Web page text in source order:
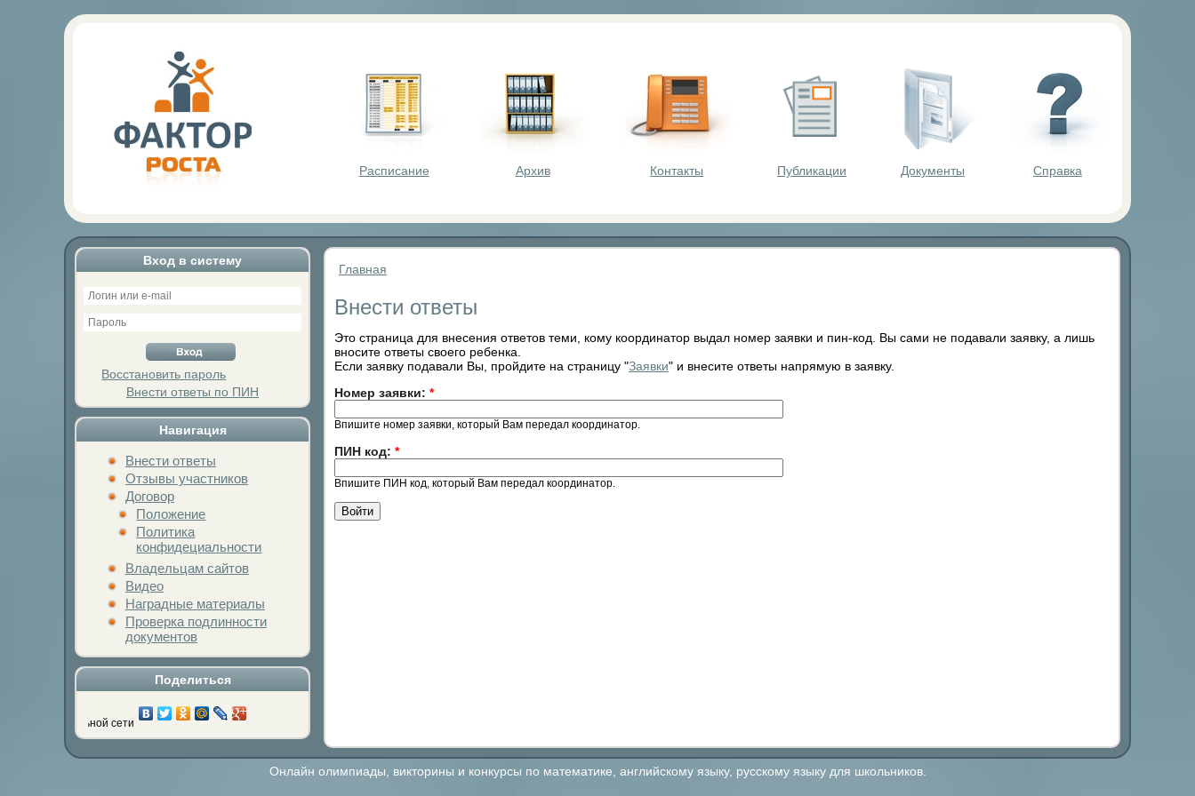
Расписание Архив Контакты Публикации Документы Справка
Вход в систему
Восстановить пароль
Внести ответы по ПИН
Навигация
Внести ответы
Отзывы участников
Договор
Положение
Политика
конфидециальности
Владельцам сайтов
Видео
Наградные материалы
Проверка подлинности
документов
Поделиться
социальной сети
Главная
Внести ответы
Это страница для внесения ответов теми, кому координатор выдал номер заявки и пин-код. Вы сами не подавали заявку, а лишь
вносите ответы своего ребенка.
Если заявку подавали Вы, пройдите на страницу "Заявки" и внесите ответы напрямую в заявку.
Номер заявки: *
Впишите номер заявки, который Вам передал координатор.
ПИН код: *
Впишите ПИН код, который Вам передал координатор.
Онлайн олимпиады, викторины и конкурсы по математике, английскому языку, русскому языку для школьников.